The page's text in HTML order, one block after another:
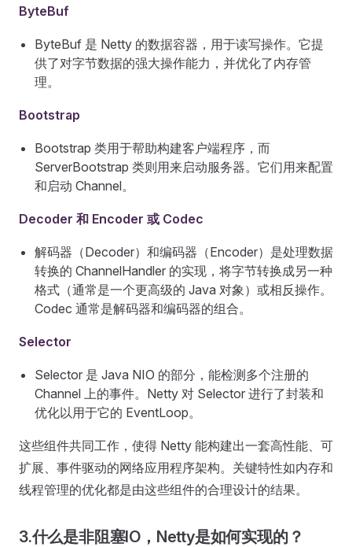
ByteBuf
ByteBuf 是 Netty 的数据容器，用于读写操作。它提
供了对字节数据的强大操作能力，并优化了内存管
理。
Bootstrap
Bootstrap 类用于帮助构建客户端程序，而
ServerBootstrap 类则用来启动服务器。它们用来配置
和启动 Channel。
Decoder 和 Encoder 或 Codec
解码器（Decoder）和编码器（Encoder）是处理数据
转换的 ChannelHandler 的实现，将字节转换成另一种
格式（通常是一个更高级的 Java 对象）或相反操作。
Codec 通常是解码器和编码器的组合。
Selector
Selector 是 Java NIO 的部分，能检测多个注册的
Channel 上的事件。Netty 对 Selector 进行了封装和
优化以用于它的 EventLoop。
这些组件共同工作，使得 Netty 能构建出一套高性能、可
扩展、事件驱动的网络应用程序架构。关键特性如内存和
线程管理的优化都是由这些组件的合理设计的结果。
3.什么是非阻塞IO，Netty是如何实现的？